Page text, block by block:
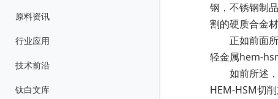
原料资讯
行业应用
技术前沿
钛白文库
钢，不锈钢制
割的硬质合金
正如前面所
轻金属hem-
如前所述，
HEM-HSM切